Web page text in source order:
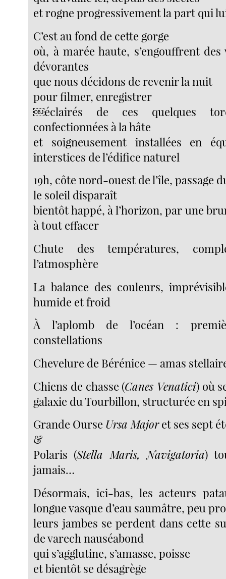
et rogne progressivement la part qui
C’est au fond de cette gorge
où, à marée haute, s’engouffrent des
dévorantes
que nous décidons de revenir la nuit
pour filmer, enregistrer
￼éclairés de ces quelques
confectionnées à la hâte
et soigneusement installées en
interstices de l’édifice naturel
19h, côte nord-ouest de l’île, passage
le soleil disparaît
bientôt happé, à l’horizon, par une
à tout effacer
Chute des températures,
l’atmosphère
La balance des couleurs,
humide et froid
À l’aplomb de l’océan :
constellations
Chevelure de Bérénice — amas
Chiens de chasse (Canes Venatici) où
galaxie du Tourbillon, structurée en
Grande Ourse Ursa Majoret ses sept
&
Polaris (Stella Maris, Navigatoria)
jamais…
Désormais, ici-bas, les acteurs
longue vasque d’eau saumâtre, peu
leurs jambes se perdent dans cette
de varech nauséabond
qui s’agglutine, s’amasse, poisse
et bientôt se désagrège